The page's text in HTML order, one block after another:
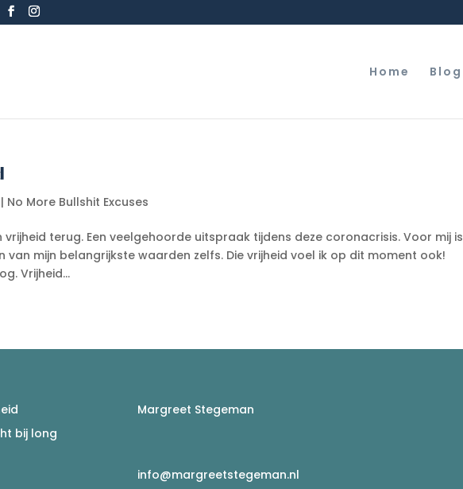
Home Blog
| No More Bullshit Excuses
vrijheid terug. Een veelgehoorde uitspraak tijdens deze coronacrisis. Voor mij is
van mijn belangrijkste waarden zelfs. Die vrijheid voel ik op dit moment ook!
Vrijheid...
bij long
Margreet Stegeman
info@margreetstegeman.nl